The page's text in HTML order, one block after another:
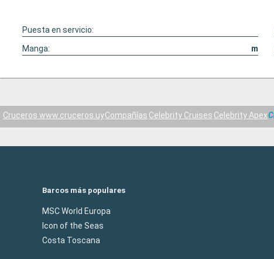
Puesta en servicio:
Manga:
m
Cruceros www.cruceros.uyCompañías Celebrity Cruises Celebrity Apex
Barcos más populares
MSC World Europa
Icon of the Seas
Costa Toscana